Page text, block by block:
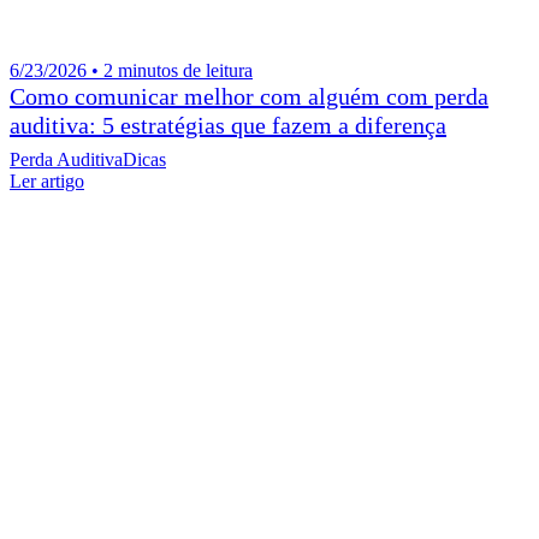
6/23/2026 • 2 minutos de leitura
Como comunicar melhor com alguém com perda
auditiva: 5 estratégias que fazem a diferença
Perda AuditivaDicas
Ler artigo